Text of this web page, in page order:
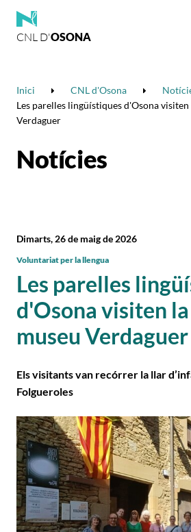
CNL D'OSONA
Inici CNL d'Osona
Les parelles lingüístiques d'Osona visiten
Verdaguer
Notícies
Les parelles
d'Osona visiten la
museu Verdaguer
Dimarts, 26 de maig de 2026
Voluntariat per la llengua
Els visitants van recórrer la llar
Folgueroles